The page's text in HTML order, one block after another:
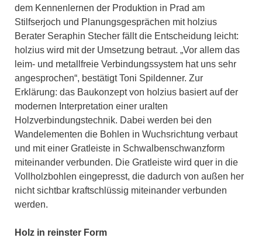
dem Kennenlernen der Produktion in Prad am
Stilfserjoch und Planungsgesprächen mit holzius
Berater Seraphin Stecher fällt die Entscheidung leicht:
holzius wird mit der Umsetzung betraut. „Vor allem das
leim- und metallfreie Verbindungssystem hat uns sehr
angesprochen“, bestätigt Toni Spildenner. Zur
Erklärung: das Baukonzept von holzius basiert auf der
modernen Interpretation einer uralten
Holzverbindungstechnik. Dabei werden bei den
Wandelementen die Bohlen in Wuchsrichtung verbaut
und mit einer Gratleiste in Schwalbenschwanzform
miteinander verbunden. Die Gratleiste wird quer in die
Vollholzbohlen eingepresst, die dadurch von außen her
nicht sichtbar kraftschlüssig miteinander verbunden
werden.
Holz in reinster Form